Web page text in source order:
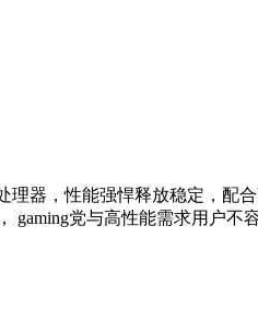
理器，性能强悍释放稳定，配
gaming党与高性能需求用户不